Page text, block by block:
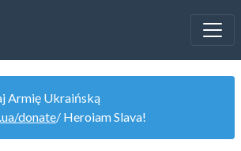
Ukraińską
donate/ Heroiam Slava!